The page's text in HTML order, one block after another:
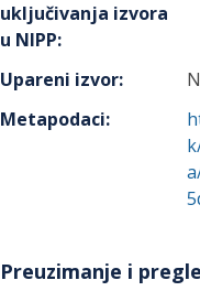
uključivanja izvora
u NIPP:
Upareni izvor:
Metapodaci:
Preuzimanje i